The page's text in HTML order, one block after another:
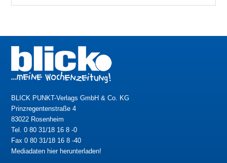
BLICK PUNKT-Verlags GmbH & Co. KG
Prinzregentenstraße 4
83022 Rosenheim
Tel. 0 80 31/18 16 8 -0
Fax 0 80 31/18 16 8 -40
Mediadaten hier herunterladen!